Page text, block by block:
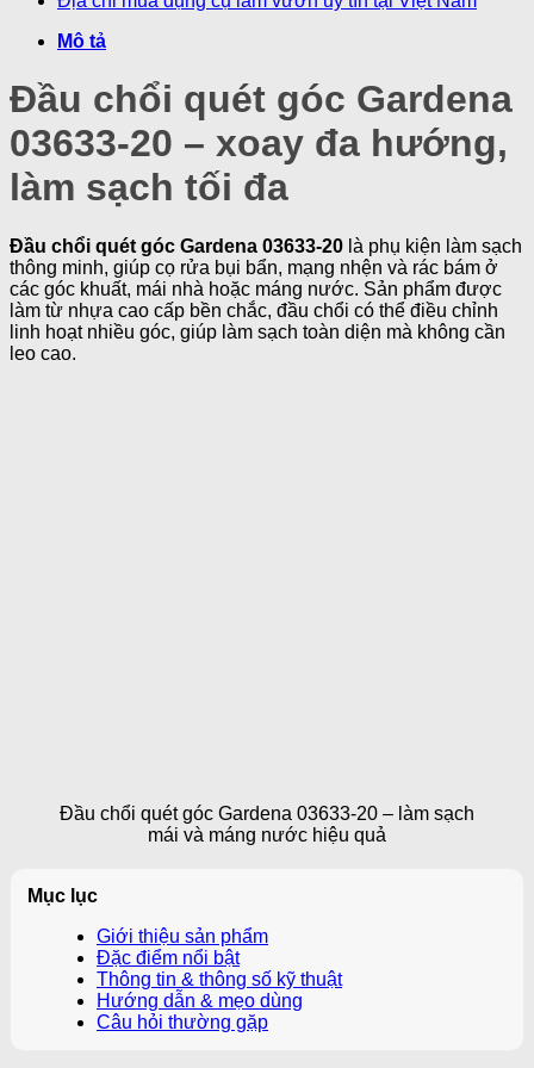
Mô tả
Đầu chổi quét góc Gardena
03633-20 – xoay đa hướng,
làm sạch tối đa
Đầu chổi quét góc Gardena 03633-20 là phụ kiện làm sạch
thông minh, giúp cọ rửa bụi bẩn, mạng nhện và rác bám ở
các góc khuất, mái nhà hoặc máng nước. Sản phẩm được
làm từ nhựa cao cấp bền chắc, đầu chổi có thể điều chỉnh
linh hoạt nhiều góc, giúp làm sạch toàn diện mà không cần
leo cao.
Đầu chổi quét góc Gardena 03633-20 – làm sạch
mái và máng nước hiệu quả
Mục lục
Giới thiệu sản phẩm
Đặc điểm nổi bật
Thông tin & thông số kỹ thuật
Hướng dẫn & mẹo dùng
Câu hỏi thường gặp